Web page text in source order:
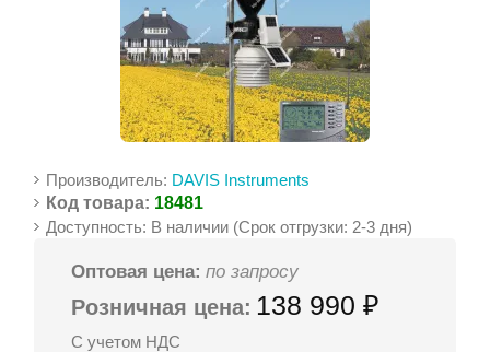
Производитель: DAVIS Instruments
Код товара: 18481
Доступность: В наличии (Срок отгрузки: 2-3 дня)
Оптовая цена: по запросу
Розничная цена: 138 990 ₽
С учетом НДС